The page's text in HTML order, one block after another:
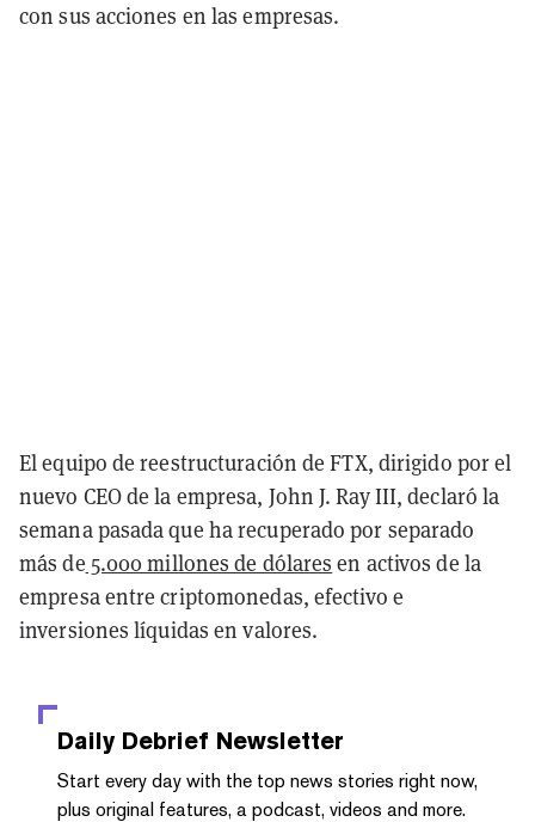
con sus acciones en las empresas.
El equipo de reestructuración de FTX, dirigido por el
nuevo CEO de la empresa, John J. Ray III, declaró la
semana pasada que ha recuperado por separado
más de 5.000 millones de dólares en activos de la
empresa entre criptomonedas, efectivo e
inversiones líquidas en valores.
Daily Debrief Newsletter
Start every day with the top news stories right now,
plus original features, a podcast, videos and more.